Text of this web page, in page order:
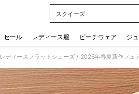
スクイーズ
セール レディース服 ビーチウェア ジ
レディースフラットシューズ / 2026年春夏新作フェ